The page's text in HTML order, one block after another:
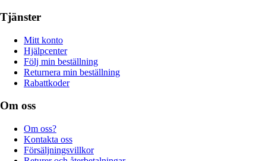
Tjänster
Mitt konto
Hjälpcenter
Följ min beställning
Returnera min beställning
Rabattkoder
Om oss
Om oss?
Kontakta oss
Försäljningsvillkor